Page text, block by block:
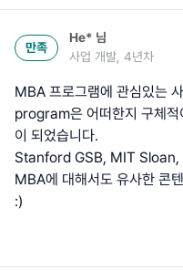
만족
He* 님
사업 개발, 4년차
MBA 프로그램에 관심있는
program은 어떠한지 구체적
이 되었습니다.
Stanford GSB, MIT
MBA에 대해서도 유사한 콘
:)